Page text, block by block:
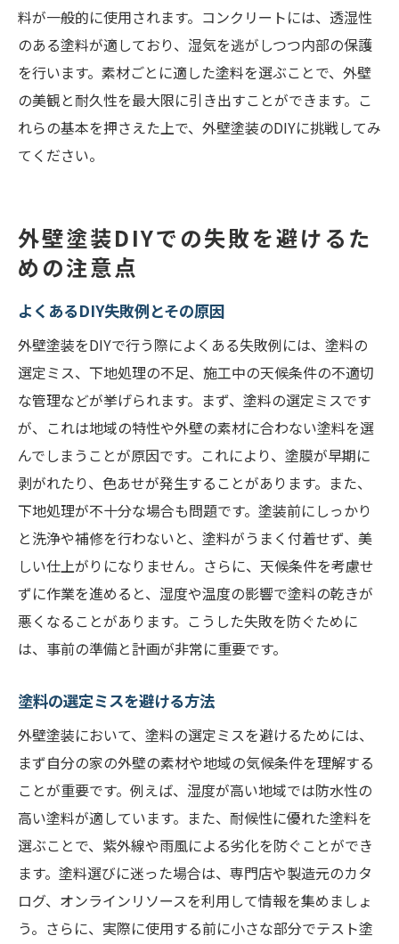
料が一般的に使用されます。コンクリートには、透湿性
のある塗料が適しており、湿気を逃がしつつ内部の保護
を行います。素材ごとに適した塗料を選ぶことで、外壁
の美観と耐久性を最大限に引き出すことができます。こ
れらの基本を押さえた上で、外壁塗装のDIYに挑戦してみ
てください。
外壁塗装DIYでの失敗を避けるた
めの注意点
よくあるDIY失敗例とその原因
外壁塗装をDIYで行う際によくある失敗例には、塗料の
選定ミス、下地処理の不足、施工中の天候条件の不適切
な管理などが挙げられます。まず、塗料の選定ミスです
が、これは地域の特性や外壁の素材に合わない塗料を選
んでしまうことが原因です。これにより、塗膜が早期に
剥がれたり、色あせが発生することがあります。また、
下地処理が不十分な場合も問題です。塗装前にしっかり
と洗浄や補修を行わないと、塗料がうまく付着せず、美
しい仕上がりになりません。さらに、天候条件を考慮せ
ずに作業を進めると、湿度や温度の影響で塗料の乾きが
悪くなることがあります。こうした失敗を防ぐために
は、事前の準備と計画が非常に重要です。
塗料の選定ミスを避ける方法
外壁塗装において、塗料の選定ミスを避けるためには、
まず自分の家の外壁の素材や地域の気候条件を理解する
ことが重要です。例えば、湿度が高い地域では防水性の
高い塗料が適しています。また、耐候性に優れた塗料を
選ぶことで、紫外線や雨風による劣化を防ぐことができ
ます。塗料選びに迷った場合は、専門店や製造元のカタ
ログ、オンラインリソースを利用して情報を集めましょ
う。さらに、実際に使用する前に小さな部分でテスト塗